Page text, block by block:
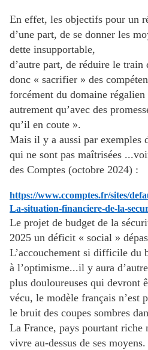
En effet, les objectifs pour un
d’une part, de se donner les
dette insupportable,
d’autre part, de réduire le
donc « sacrifier » des
forcément du domaine régalien
autrement qu’avec des
qu’il en coute ».
Mais il y a aussi par exemples
qui ne sont pas maîtrisées
des Comptes (octobre 2024) :
https://www.ccomptes.fr/sites/
La-situation-financiere-de-la-
Le projet de budget de la
2025 un déficit « social »
L’accouchement si difficile du
à l’optimisme...il y aura
plus douloureuses qui devront
vécu, le modèle français n’est
le bruit des coupes sombres
La France, pays pourtant riche
vivre au-dessus de ses moyens.